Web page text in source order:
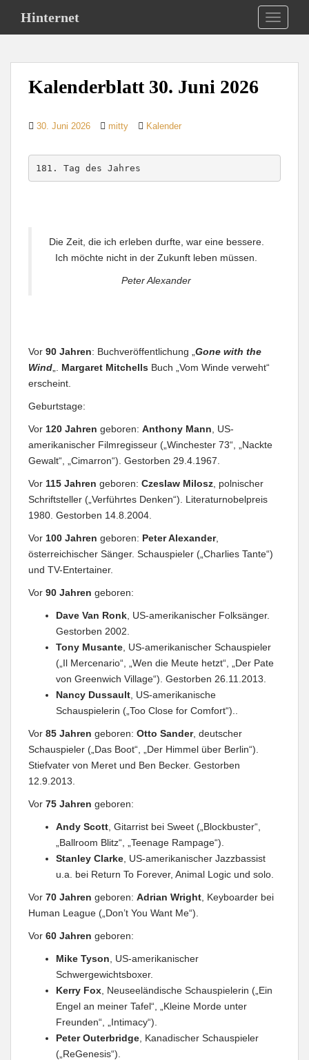
Hinternet
Kalenderblatt 30. Juni 2026
30. Juni 2026 mitty Kalender
181. Tag des Jahres
Die Zeit, die ich erleben durfte, war eine bessere.
Ich möchte nicht in der Zukunft leben müssen.
Peter Alexander
Vor 90 Jahren: Buchveröffentlichung „ Gone with the
Wind
Margaret Mitchells Buch „Vom Winde verweht“
erscheint.
Geburtstage:
Vor 120 Jahren geboren: Anthony Mann , US-
amerikanischer Filmregisseur („Winchester 73“, „Nackte
Gewalt“, „Cimarron“). Gestorben 29.4.1967.
Vor 115 Jahren geboren: Czeslaw Milosz , polnischer
Schriftsteller („Verführtes Denken“). Literaturnobelpreis
1980. Gestorben 14.8.2004.
Vor 100 Jahren geboren: Peter Alexander,
österreichischer Sänger. Schauspieler („Charlies Tante“)
und TV-Entertainer.
Vor 90 Jahren geboren:
Dave Van Ronk , US-amerikanischer Folksänger.
Gestorben 2002.
Tony Musante , US-amerikanischer Schauspieler
(„Il Mercenario“, „Wen die Meute hetzt“, „Der Pate
von Greenwich Village“). Gestorben 26.11.2013.
Nancy Dussault , US-amerikanische
Schauspielerin („Too Close for Comfort“)..
Vor 85 Jahren geboren: Otto Sander, deutscher
Schauspieler („Das Boot“, „Der Himmel über Berlin“).
Stiefvater von Meret und Ben Becker. Gestorben
12.9.2013.
Vor 75 Jahren geboren:
Andy Scott , Gitarrist bei Sweet („Blockbuster“,
„Ballroom Blitz“, „Teenage Rampage“).
Stanley Clarke , US-amerikanischer Jazzbassist
u.a. bei Return To Forever, Animal Logic und solo.
Vor 70 Jahren geboren: Adrian Wright , Keyboarder bei
Human League („Don’t You Want Me“).
Vor 60 Jahren geboren:
Mike Tyson , US-amerikanischer
Schwergewichtsboxer.
Kerry Fox , Neuseeländische Schauspielerin („Ein
Engel an meiner Tafel“, „Kleine Morde unter
Freunden“, „Intimacy“).
Peter Outerbridge , Kanadischer Schauspieler
(„ReGenesis“).